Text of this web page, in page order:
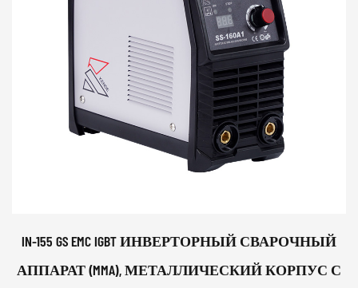
IN-155 GS EMC IGBT ИНВЕРТОРНЫЙ СВАРОЧНЫЙ
АППАРАТ (MMA), МЕТАЛЛИЧЕСКИЙ КОРПУС С